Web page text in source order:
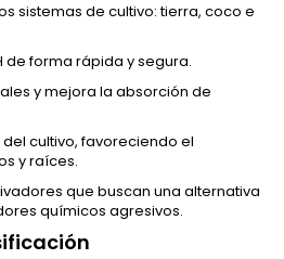
sistemas de cultivo: tierra, coco e
de forma rápida y segura.
y mejora la absorción de
cultivo, favoreciendo el
y raíces.
que buscan una alternativa
químicos agresivos.